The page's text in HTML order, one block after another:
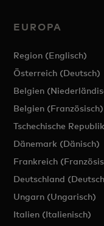
EUROPA
Region (Englisch)
Österreich (Deutsch)
Belgien
Belgien (Französisch)
Tschechische
Dänemark (Dänisch)
Frankreich
Deutschland
Ungarn (Ungarisch)
Italien (Italienisch)